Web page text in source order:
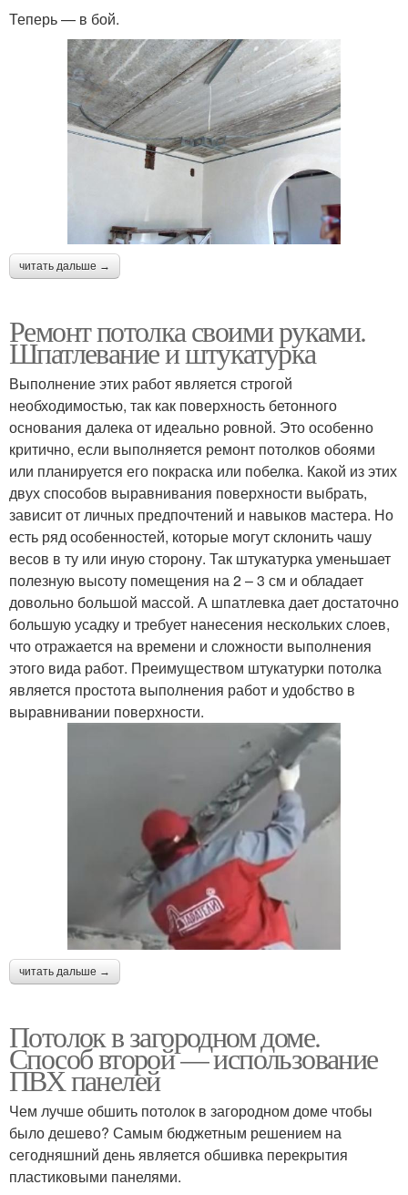
Теперь — в бой.
читать дальше →
Ремонт потолка своими руками.
Шпатлевание и штукатурка
Выполнение этих работ является строгой
необходимостью, так как поверхность бетонного
основания далека от идеально ровной. Это особенно
критично, если выполняется ремонт потолков обоями
или планируется его покраска или побелка. Какой из этих
двух способов выравнивания поверхности выбрать,
зависит от личных предпочтений и навыков мастера. Но
есть ряд особенностей, которые могут склонить чашу
весов в ту или иную сторону. Так штукатурка уменьшает
полезную высоту помещения на 2 – 3 см и обладает
довольно большой массой. А шпатлевка дает достаточно
большую усадку и требует нанесения нескольких слоев,
что отражается на времени и сложности выполнения
этого вида работ. Преимуществом штукатурки потолка
является простота выполнения работ и удобство в
выравнивании поверхности.
читать дальше →
Потолок в загородном доме.
Способ второй — использование
ПВХ панелей
Чем лучше обшить потолок в загородном доме чтобы
было дешево? Самым бюджетным решением на
сегодняшний день является обшивка перекрытия
пластиковыми панелями.